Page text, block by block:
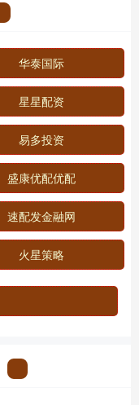
华泰国际
星星配资
易多投资
盛康优配优配
速配发金融网
火星策略